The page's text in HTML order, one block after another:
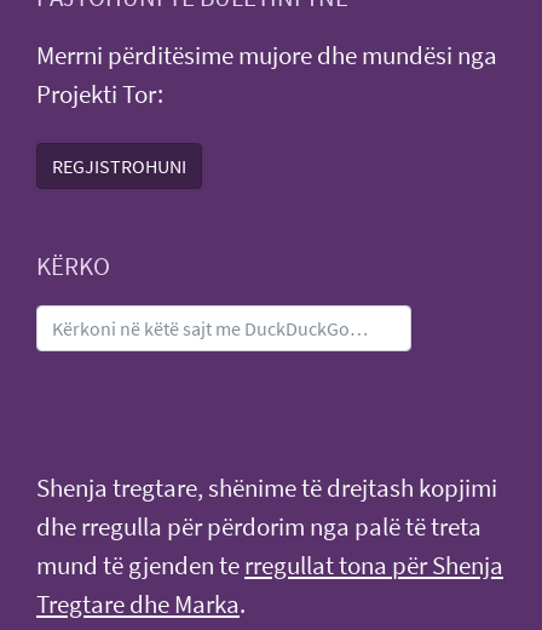
Merrni përditësime mujore dhe mundësi nga
Projekti Tor:
REGJISTROHUNI
KËRKO
Shenja tregtare, shënime të drejtash kopjimi
dhe rregulla për përdorim nga palë të treta
mund të gjenden terregullat tona për Shenja
Tregtare dhe Marka.